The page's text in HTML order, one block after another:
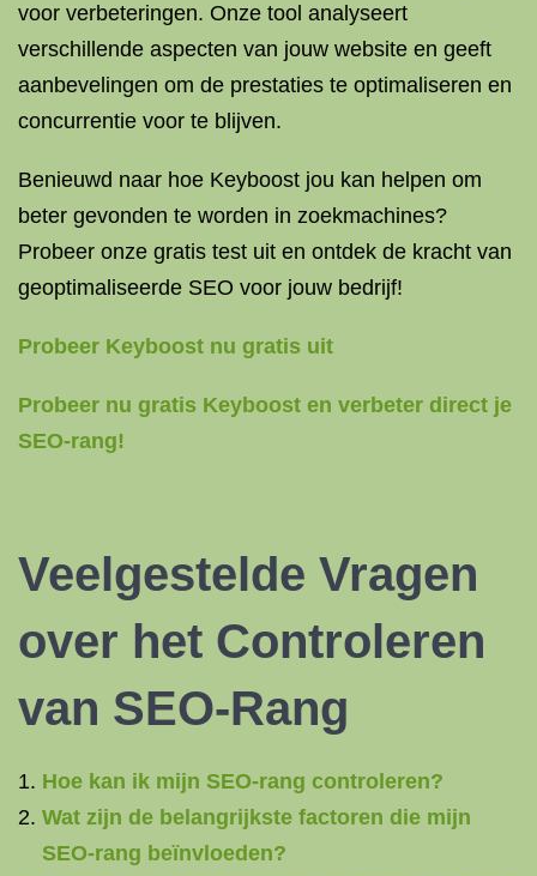
voor verbeteringen. Onze tool analyseert
verschillende aspecten van jouw website en geeft
aanbevelingen om de prestaties te optimaliseren en
concurrentie voor te blijven.
Benieuwd naar hoe Keyboost jou kan helpen om
beter gevonden te worden in zoekmachines?
Probeer onze gratis test uit en ontdek de kracht van
geoptimaliseerde SEO voor jouw bedrijf!
Probeer Keyboost nu gratis uit
Probeer nu gratis Keyboost en verbeter direct je
SEO-rang!
Veelgestelde Vragen
over het Controleren
van SEO-Rang
Hoe kan ik mijn SEO-rang controleren?
Wat zijn de belangrijkste factoren die mijn
SEO-rang beïnvloeden?